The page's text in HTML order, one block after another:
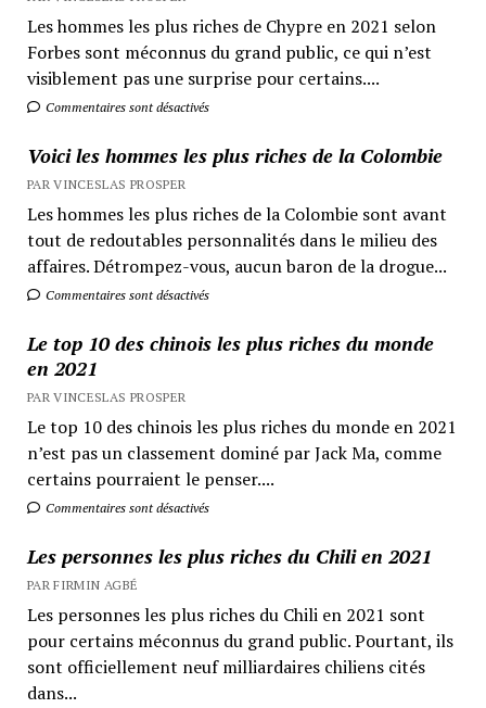
Les hommes les plus riches de Chypre en 2021 selon
Forbes sont méconnus du grand public, ce qui n’est
visiblement pas une surprise pour certains....
Commentaires sont désactivés
Voici les hommes les plus riches de la Colombie
PAR VINCESLAS PROSPER
Les hommes les plus riches de la Colombie sont avant
tout de redoutables personnalités dans le milieu des
affaires. Détrompez-vous, aucun baron de la drogue...
Commentaires sont désactivés
Le top 10 des chinois les plus riches du monde
en 2021
PAR VINCESLAS PROSPER
Le top 10 des chinois les plus riches du monde en 2021
n’est pas un classement dominé par Jack Ma, comme
certains pourraient le penser....
Commentaires sont désactivés
Les personnes les plus riches du Chili en 2021
PAR FIRMIN AGBÉ
Les personnes les plus riches du Chili en 2021 sont
pour certains méconnus du grand public. Pourtant, ils
sont officiellement neuf milliardaires chiliens cités
dans...